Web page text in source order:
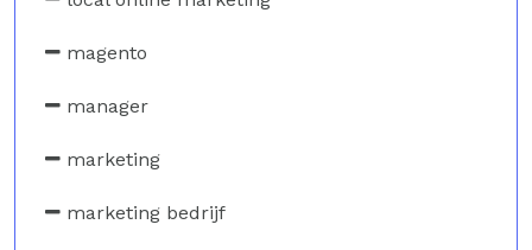
magento
manager
marketing
marketing bedrijf